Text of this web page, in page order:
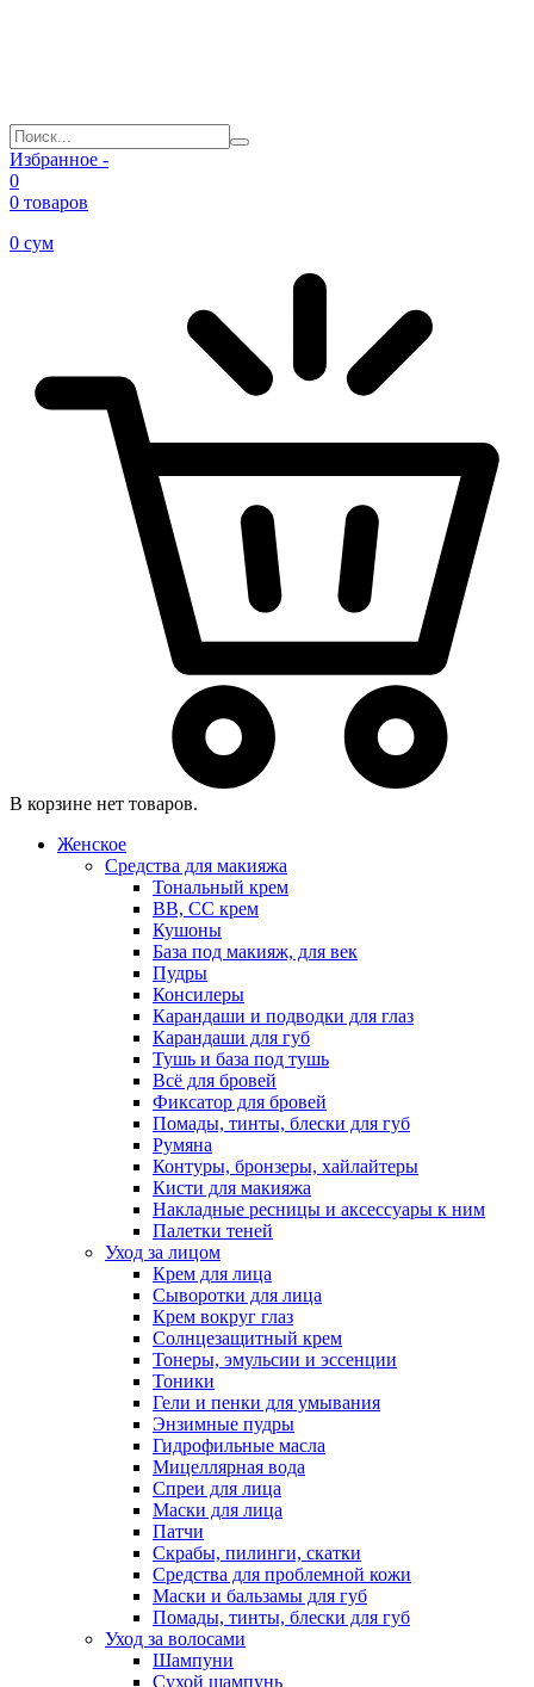
Избранное -
0
0 товаров
0 сум
В корзине нет товаров.
Женское
Средства для макияжа
Тональный крем
BB, CC крем
Кушоны
База под макияж, для век
Пудры
Консилеры
Карандаши и подводки для глаз
Карандаши для губ
Тушь и база под тушь
Всё для бровей
Фиксатор для бровей
Помады, тинты, блески для губ
Румяна
Контуры, бронзеры, хайлайтеры
Кисти для макияжа
Накладные ресницы и аксессуары к ним
Палетки теней
Уход за лицом
Крем для лица
Сыворотки для лица
Крем вокруг глаз
Солнцезащитный крем
Тонеры, эмульсии и эссенции
Тоники
Гели и пенки для умывания
Энзимные пудры
Гидрофильные масла
Мицеллярная вода
Спреи для лица
Маски для лица
Патчи
Скрабы, пилинги, скатки
Средства для проблемной кожи
Маски и бальзамы для губ
Помады, тинты, блески для губ
Уход за волосами
Шампуни
Сухой шампунь